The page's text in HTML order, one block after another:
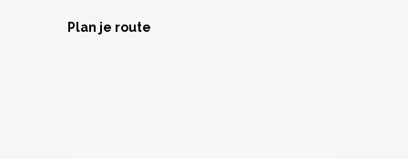
Plan je route